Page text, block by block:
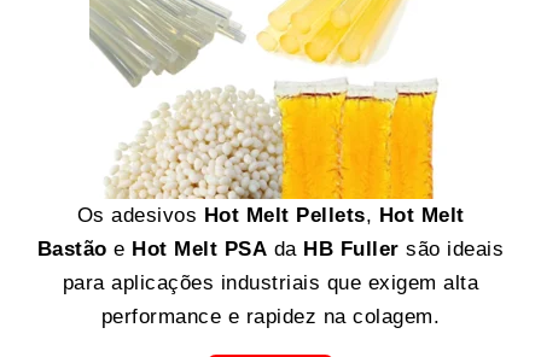
Os adesivos Hot Melt Pellets, Hot Melt
Bastão e Hot Melt PSA da HB Fuller são ideais
para aplicações industriais que exigem alta
performance e rapidez na colagem.